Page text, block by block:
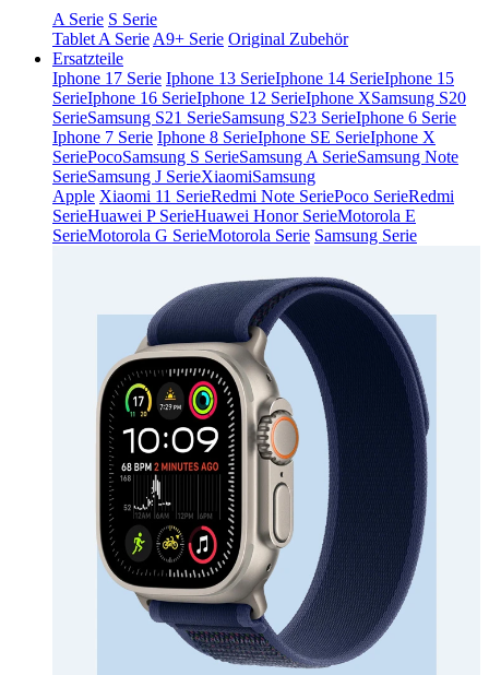
A Serie S Serie
Tablet A Serie A9+ Serie Original Zubehör
Ersatzteile
Iphone 17 Serie Iphone 13 SerieIphone 14 SerieIphone 15
SerieIphone 16 SerieIphone 12 SerieIphone XSamsung S20
SerieSamsung S21 SerieSamsung S23 SerieIphone 6 Serie
Iphone 7 Serie Iphone 8 SerieIphone SE SerieIphone X
SeriePocoSamsung S SerieSamsung A SerieSamsung Note
SerieSamsung J SerieXiaomiSamsung
Apple Xiaomi 11 SerieRedmi Note SeriePoco SerieRedmi
SerieHuawei P SerieHuawei Honor SerieMotorola E
SerieMotorola G SerieMotorola Serie Samsung Serie